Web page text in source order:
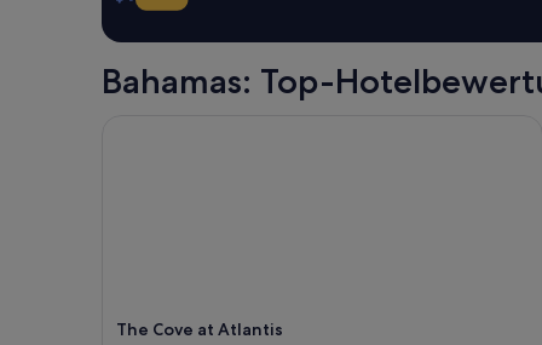
k
n
einen
mit
ändern.
Bahamas: Top-
The Cove at Atlantis